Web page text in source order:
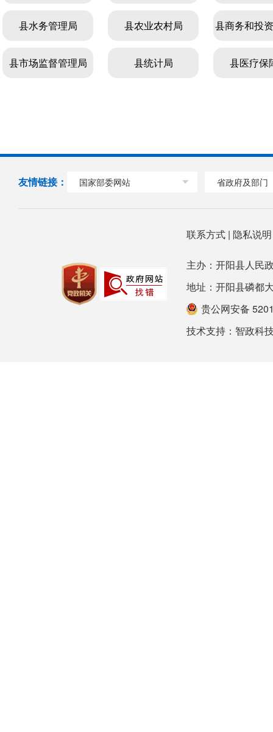
县水务管理局 县农业农村局 县商务和投
县市场监督管理局 县统计局 县医疗保
毛云乡 云开街道办事处 硒城街道
友情链接： 国家部委网站 省政府及部门
联系方式| 隐私说
主办：开阳县人民
地址：开阳县磷都
贵公网安备
技术支持： 智政科